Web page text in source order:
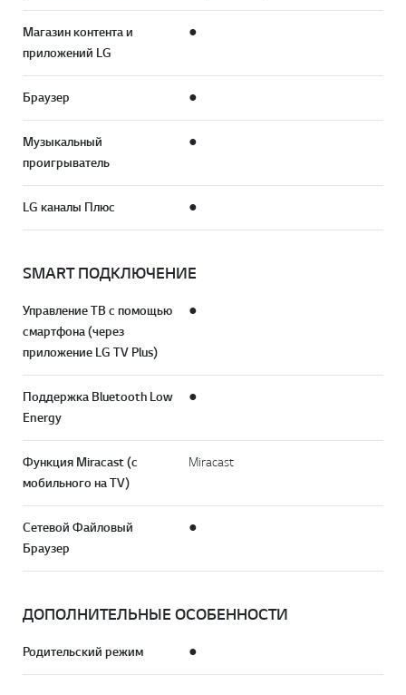
Магазин контента и
приложений LG
●
Браузер ●
Музыкальный
проигрыватель
●
LG каналы Плюс ●
SMART ПОДКЛЮЧЕНИЕ
Управление ТВ с помощью
смартфона (через
приложение LG TV Plus)
●
Поддержка Bluetooth Low
Energy
●
Функция Miracast (с
мобильного на TV)
Miracast
Сетевой Файловый
Браузер
●
ДОПОЛНИТЕЛЬНЫЕ ОСОБЕННОСТИ
Родительский режим ●